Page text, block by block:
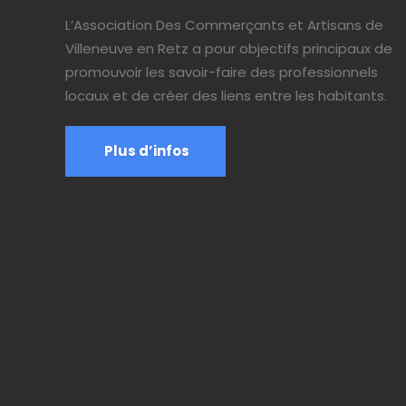
L’Association Des Commerçants et Artisans de
Villeneuve en Retz a pour objectifs principaux de
promouvoir les savoir-faire des professionnels
locaux et de créer des liens entre les habitants.
Plus d’infos